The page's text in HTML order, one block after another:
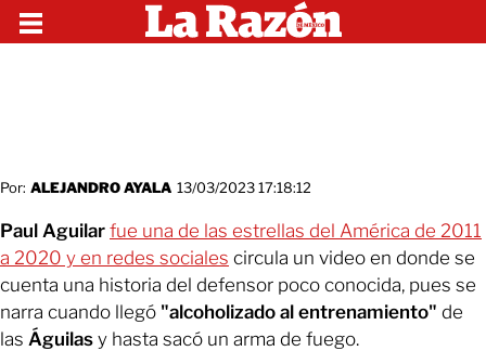
Por: ALEJANDRO AYALA 13/03/2023 17:18:12
Paul Aguilar fue una de las estrellas del América de 2011
a 2020 y en redes sociales circula un video en donde se
cuenta una historia del defensor poco conocida, pues se
narra cuando llegó "alcoholizado al entrenamiento" de
las Águilas y hasta sacó un arma de fuego.